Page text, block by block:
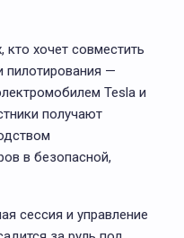
кто хочет совместить
пилотирования —
Tesla и
получают
в безопасной,
сессия и управление